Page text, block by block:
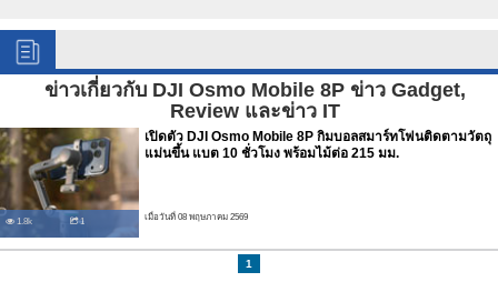
ข่าวเกี่ยวกับ DJI Osmo Mobile 8P ข่าว Gadget,
Review และข่าว IT
1.8k 1
เปิดตัว DJI Osmo Mobile 8P กิมบอลสมาร์ทโฟนติดตามวัตถุ
แม่นขึ้น แบต 10 ชั่วโมง พร้อมไม้ต่อ 215 มม.
เมื่อวันที่ 08 พฤษภาคม 2569
1